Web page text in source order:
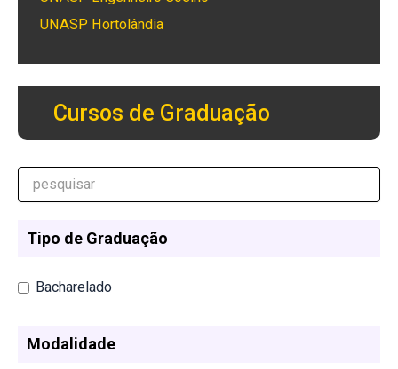
UNASP Hortolândia
Cursos de Graduação
Tipo de Graduação
Bacharelado
Modalidade